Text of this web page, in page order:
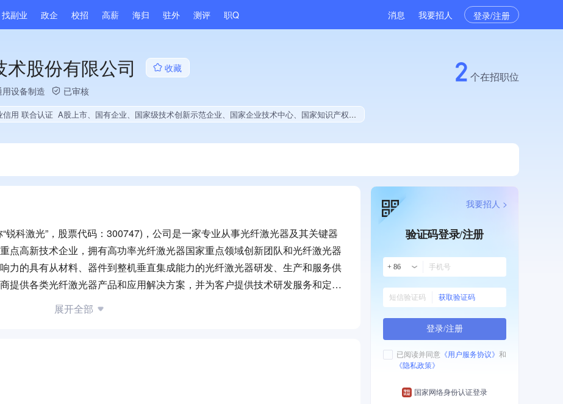
找副业 政企 校招 高薪 海归 驻外 测评 职Q 消息 我要招人 登录/注册
股份有限公司
收藏
设备制造 已审核
信用 联合认证 A股上市、国有企业、国家级技术创新示范企业、国家企业技术中心、国家知识产权示范企业、高新技术企业、国企供应商、战略性新兴领域创新能力、绝对控股5家公司、薪资水平全省同行前20%、连续9年A级纳税人、多产业布局、拥有节能环保技术、拥有自主品牌、拥有高价值专利、专利授权量同领域前100、技术布局行业领先、拥有绿色低碳技术、经营年限全国同行前5%、集团核心成员、权威管理体系认证、全省多家直营店、大学生就业贡献、2025年公开项目中标、拥有绿色资质、拥有工艺创新能力、拥有美术作品、拥有多项著作权、软件研发量位于同行前500
2 个在招职位
科激光”，股票代码：300747)，公司是一家专业从事光纤激光器及其关键器
点高新技术企业，拥有高功率光纤激光器国家重点领域创新团队和光纤激光器
力的具有从材料、器件到整机垂直集成能力的光纤激光器研发、生产和服务供
提供各类光纤激光器产品和应用解决方案，并为客户提供技术研发服务和定制
展开全部
验证码登录/注册
+ 86
获取验证码
登录/注册
已阅读并同意 《用户服务协议》 和
《隐私政策》
国家网络身份认证登录
我要招人 >